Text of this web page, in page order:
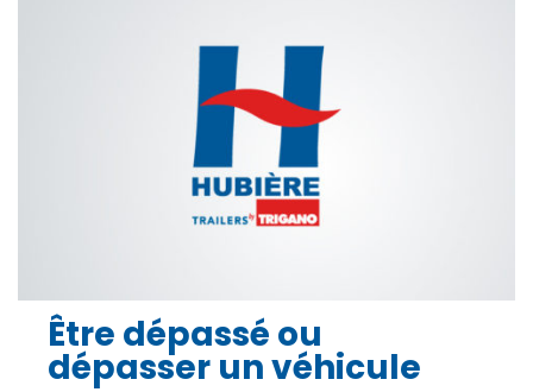
Être dépassé ou
dépasser un véhicule